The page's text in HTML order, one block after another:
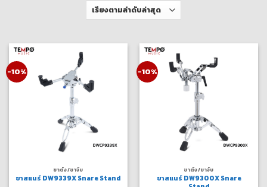
-10%
ขาตั้ง/ขาจับ
ขาสแนร์ DW9339X Snare Stand
-10%
ขาตั้ง/ขาจับ
ขาสแนร์ DW9300X Snare